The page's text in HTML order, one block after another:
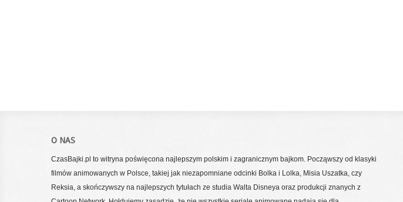
O NAS
CzasBajki.pl to witryna poświęcona najlepszym polskim i zagranicznym bajkom. Począwszy od klasyki
filmów animowanych w Polsce, takiej jak niezapomniane odcinki Bolka i Lolka, Misia Uszatka, czy
Reksia, a skończywszy na najlepszych tytułach ze studia Walta Disneya oraz produkcji znanych z